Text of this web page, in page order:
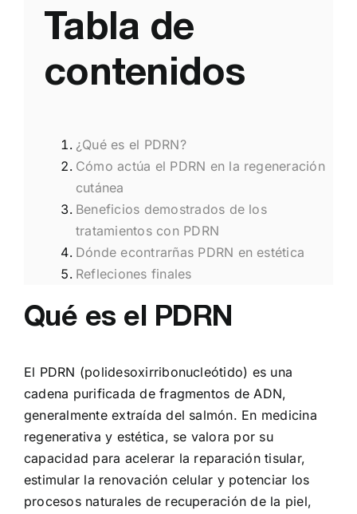
Tabla de
contenidos
¿Qué es el PDRN?
Cómo actúa el PDRN en la regeneración
cutánea
Beneficios demostrados de los
tratamientos con PDRN
Dónde econtrarñas PDRN en estética
Refleciones finales
Qué es el PDRN
El PDRN (polidesoxirribonucleótido) es una
cadena purificada de fragmentos de ADN,
generalmente extraída del salmón. En medicina
regenerativa y estética, se valora por su
capacidad para acelerar la reparación tisular,
estimular la renovación celular y potenciar los
procesos naturales de recuperación de la piel,